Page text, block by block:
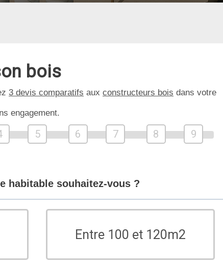
bois
3 devis comparatifs aux constructeurs bois dans votre
engagement.
5 6 7 8 9
habitable souhaitez-vous ?
Entre 100 et 120m2